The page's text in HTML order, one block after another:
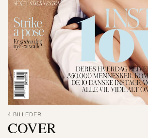
4 BILLEDER
COVER